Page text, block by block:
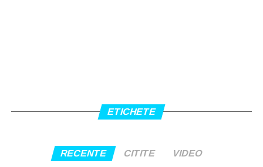
ETICHETE
RECENTE CITITE VIDEO